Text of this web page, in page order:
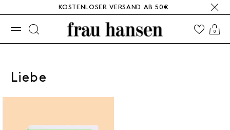
KOSTENLOSER VERSAND AB 50€
0
☰
Liebe